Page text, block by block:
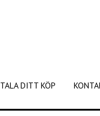
DITT KÖP